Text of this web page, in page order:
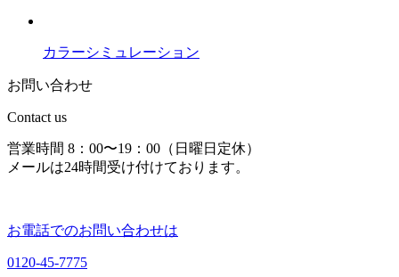
カラーシミュレーション
お問い合わせ
Contact us
営業時間 8：00〜19：00（日曜日定休）
メールは24時間受け付けております。
お電話でのお問い合わせは
0120-45-7775